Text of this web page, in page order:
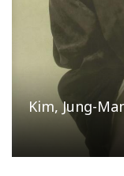
Kim, Jung-